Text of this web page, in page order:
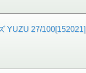
YUZU 27/